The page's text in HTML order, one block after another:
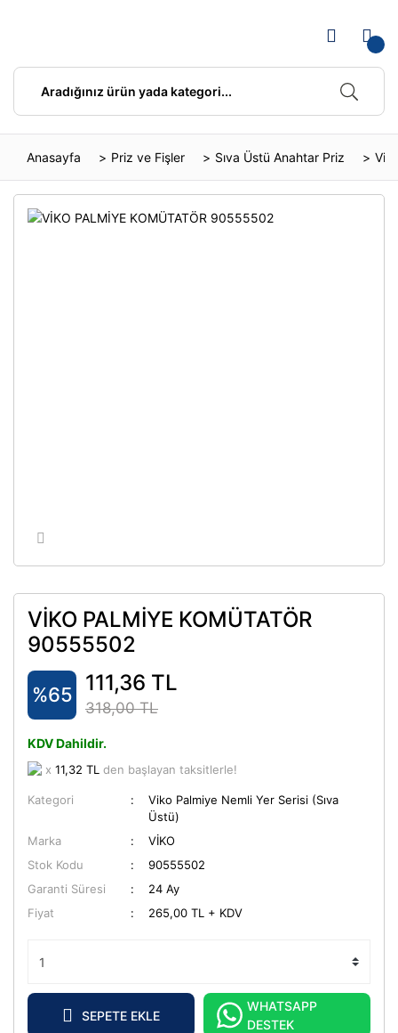
Anasayfa Priz ve Fişler Sıva Üstü Anahtar Priz
VİKO PALMİYE KOMÜTATÖR
90555502
%65 111,36 TL
318,00 TL
KDV Dahildir.
x 11,32 TL den başlayan taksitlerle!
Kategori
Viko Palmiye Nemli Yer Serisi (Sıva
Üstü)
Marka
VİKO
Stok Kodu
90555502
Garanti Süresi
24 Ay
Fiyat
265,00 TL + KDV
SEPETE EKLE
WHATSAPP
DESTEK